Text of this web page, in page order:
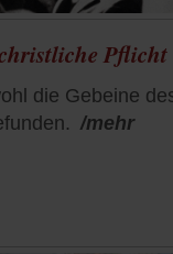
Pflicht
die Gebeine
/mehr